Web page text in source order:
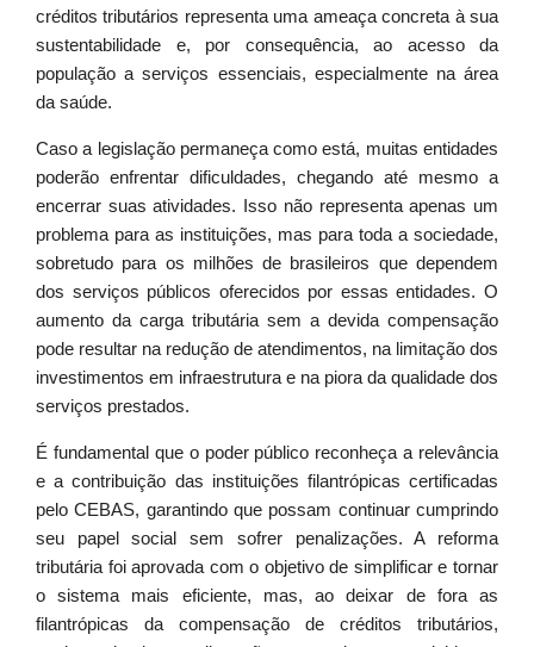
créditos tributários representa uma ameaça concreta à sua
sustentabilidade e, por consequência, ao acesso da
população a serviços essenciais, especialmente na área
da saúde.
Caso a legislação permaneça como está, muitas entidades
poderão enfrentar dificuldades, chegando até mesmo a
encerrar suas atividades. Isso não representa apenas um
problema para as instituições, mas para toda a sociedade,
sobretudo para os milhões de brasileiros que dependem
dos serviços públicos oferecidos por essas entidades. O
aumento da carga tributária sem a devida compensação
pode resultar na redução de atendimentos, na limitação dos
investimentos em infraestrutura e na piora da qualidade dos
serviços prestados.
É fundamental que o poder público reconheça a relevância
e a contribuição das instituições filantrópicas certificadas
pelo CEBAS, garantindo que possam continuar cumprindo
seu papel social sem sofrer penalizações. A reforma
tributária foi aprovada com o objetivo de simplificar e tornar
o sistema mais eficiente, mas, ao deixar de fora as
filantrópicas da compensação de créditos tributários,